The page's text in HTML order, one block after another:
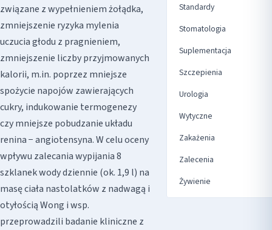
związane z wypełnieniem żołądka,
zmniejszenie ryzyka mylenia
uczucia głodu z pragnieniem,
zmniejszenie liczby przyjmowanych
kalorii, m.in. poprzez mniejsze
spożycie napojów zawierających
cukry, indukowanie termogenezy
czy mniejsze pobudzanie układu
renina − angiotensyna. W celu oceny
wpływu zalecania wypijania 8
szklanek wody dziennie (ok. 1,9 l) na
masę ciała nastolatków z nadwagą i
otyłością Wong i wsp.
przeprowadzili badanie kliniczne z
Standardy
Stomatologia
Suplementacja
Szczepienia
Urologia
Wytyczne
Zakażenia
Zalecenia
Żywienie